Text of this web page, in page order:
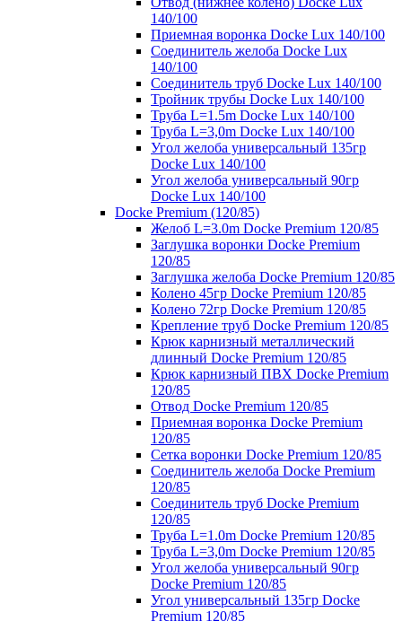
140/100
Приемная воронка Docke Lux 140/100
Соединитель желоба Docke Lux
140/100
Соединитель труб Docke Lux 140/100
Тройник трубы Docke Lux 140/100
Труба L=1.5m Docke Lux 140/100
Труба L=3,0m Docke Lux 140/100
Угол желоба универсальный 135гр
Docke Lux 140/100
Угол желоба универсальный 90гр
Docke Lux 140/100
Docke Premium (120/85)
Желоб L=3.0m Docke Premium 120/85
Заглушка воронки Docke Premium
120/85
Заглушка желоба Docke Premium 120/85
Колено 45гр Docke Premium 120/85
Колено 72гр Docke Premium 120/85
Крепление труб Docke Premium 120/85
Крюк карнизный металлический
длинный Docke Premium 120/85
Крюк карнизный ПВХ Docke Premium
120/85
Отвод Docke Premium 120/85
Приемная воронка Docke Premium
120/85
Сетка воронки Docke Premium 120/85
Соединитель желоба Docke Premium
120/85
Соединитель труб Docke Premium
120/85
Труба L=1.0m Docke Premium 120/85
Труба L=3,0m Docke Premium 120/85
Угол желоба универсальный 90гр
Docke Premium 120/85
Угол универсальный 135гр Docke
Premium 120/85